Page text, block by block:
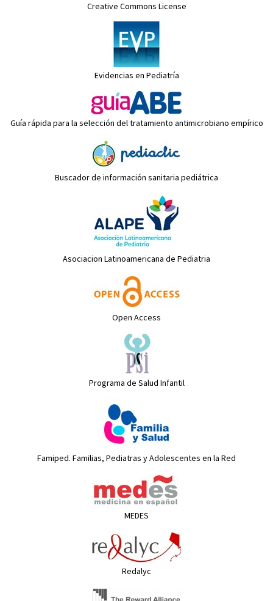
Creative Commons License
Evidencias en Pediatría
Guía rápida para la selección del tratamiento antimicrobiano empírico
Buscador de información sanitaria pediátrica
Asociacion Latinoamericana de Pediatria
Open Access
Programa de Salud Infantil
Famiped. Familias, Pediatras y Adolescentes en la Red
MEDES
Redalyc